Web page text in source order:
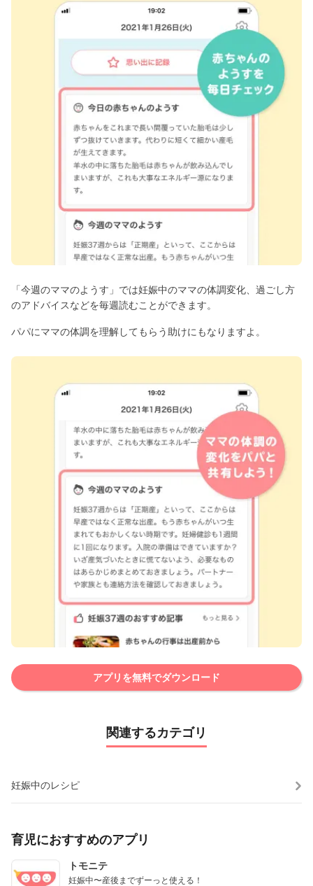
「今週のママのようす」では妊娠中のママの体調変化、過ごし方
のアドバイスなどを毎週読むことができます。
パパにママの体調を理解してもらう助けにもなりますよ。
アプリを無料でダウンロード
関連するカテゴリ
妊娠中のレシピ
育児におすすめのアプリ
トモニテ
妊娠中〜産後までずーっと使える！